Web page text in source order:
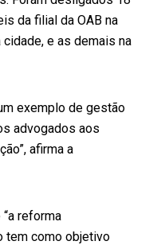
da filial da OAB na
cidade, e as demais na
exemplo de gestão
advogados aos
afirma a
reforma
tem como objetivo